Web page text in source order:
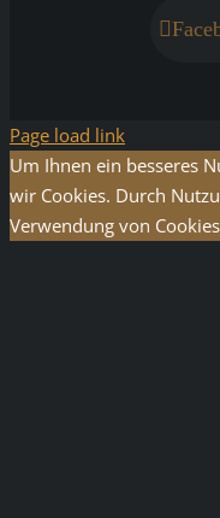
Page load link
Um Ihnen ein besseres
wir Cookies. Durch
Verwendung von